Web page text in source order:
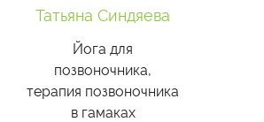
Татьяна Синдяева
Йога для
позвоночника,
терапия позвоночника
в гамаках